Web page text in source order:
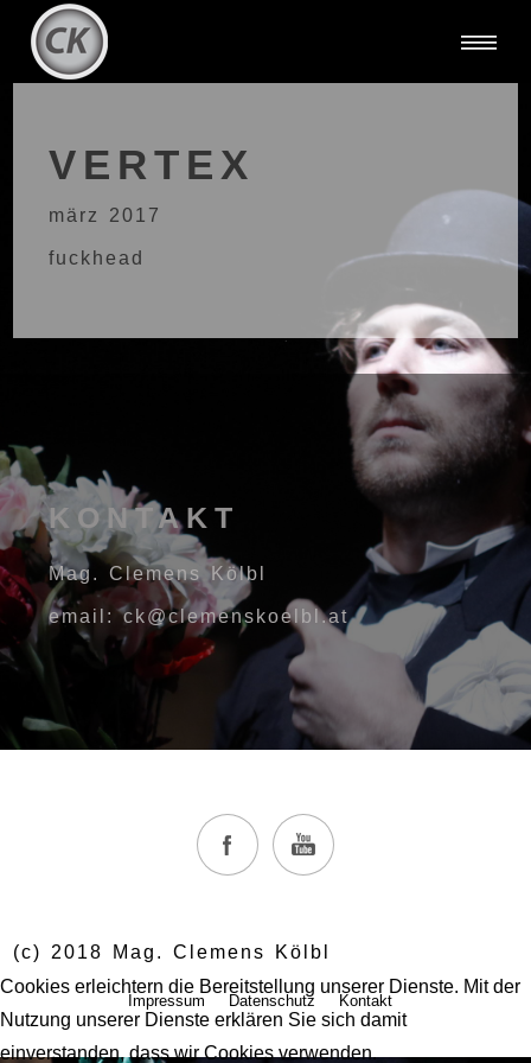
VERTEX
märz 2017
fuckhead
KONTAKT
Mag. Clemens Kölbl
email: ck@clemenskoelbl.at
(c) 2018 Mag. Clemens Kölbl
Impressum Datenschutz Kontakt
Cookies erleichtern die Bereitstellung unserer Dienste. Mit der
Nutzung unserer Dienste erklären Sie sich damit
einverstanden, dass wir Cookies verwenden.